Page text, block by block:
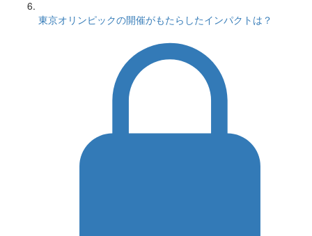
東京オリンピックの開催がもたらしたインパクトは？